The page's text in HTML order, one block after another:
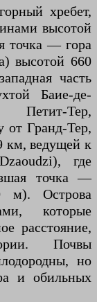
хребет,
высотой
точка — гора
высотой 660
часть
Баие-де-
Тер,
от Гранд-Тер,
км, ведущей к
где
точка —
м). Острова
которые
расстояние,
Почвы
но
и обильных